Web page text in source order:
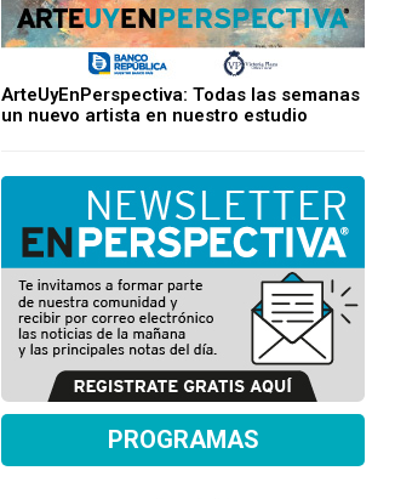
ArteUyEnPerspectiva: Todas las semanas
un nuevo artista en nuestro estudio
PROGRAMAS